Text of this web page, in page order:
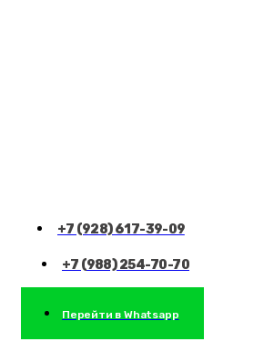
+7 (928) 617-39-09
+7 (988) 254-70-70
Перейти в Whatsapp